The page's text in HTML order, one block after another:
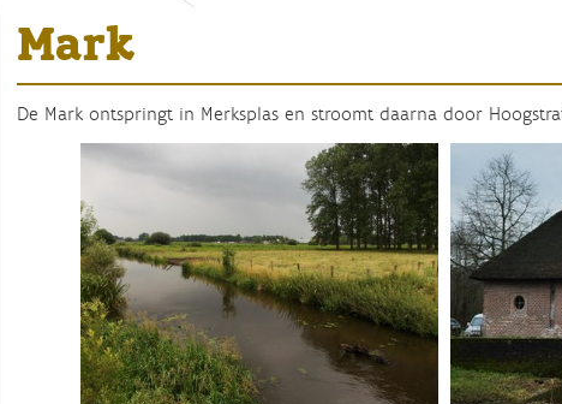
Mark
De Mark ontspringt in Merksplas en stroomt daarna door